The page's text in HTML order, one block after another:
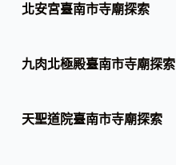
北安宮臺南市寺廟探索
九肉北極殿臺南市寺廟探索
天聖道院臺南市寺廟探索